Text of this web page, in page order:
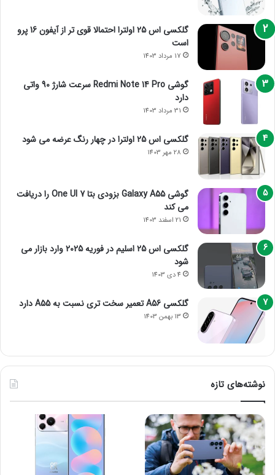
گلکسی اس 25 اولترا احتمالا قوی تر از آیفون 16 پرو
است
17 مرداد 1403
گوشی Redmi Note 14 Pro سرعت شارژ 90 واتی
دارد
31 مرداد 1403
گلکسی اس 25 اولترا در چهار رنگ عرضه می شود
28 مهر 1403
گوشی Galaxy A55 بزودی بتا One UI 7 را دریافت
می کند
21 اسفند 1403
گلکسی اس 25 اسلیم در فوریه 2025 وارد بازار می
شود
4 دی 1403
گلکسی A56 تعمیر سخت تری نسبت به A55 دارد
13 بهمن 1403
نوشته‌های تازه